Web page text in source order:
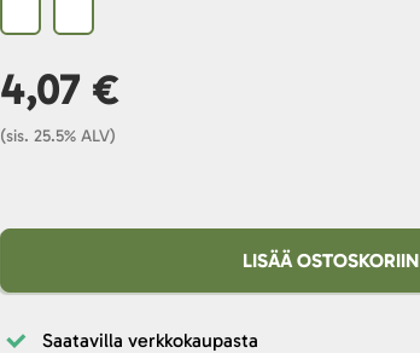
4,07 €
(sis. 25.5% ALV)
LISÄÄ OSTOSKORIIN
Saatavilla verkkokaupasta